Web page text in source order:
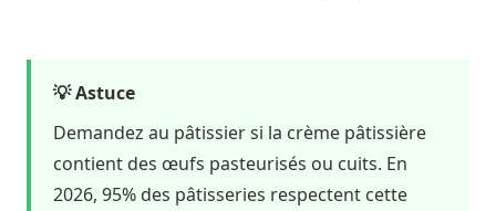
💡 Astuce
Demandez au pâtissier si la crème pâtissière
contient des œufs pasteurisés ou cuits. En
2026, 95% des pâtisseries respectent cette